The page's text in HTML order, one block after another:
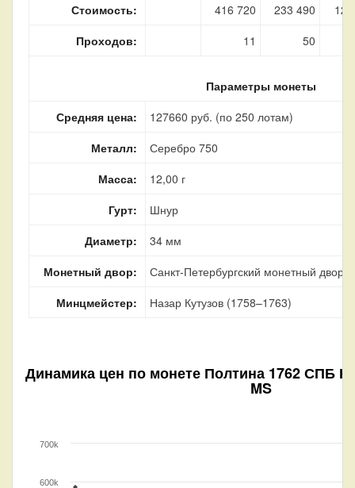
Стоимость:
416 720 233 490
Проходов:
11 50
Параметры монеты
Средняя цена:
127660 руб. (по 250 лотам)
Металл:
Серебро 750
Масса:
12,00 г
Гурт:
Шнур
Диаметр:
34 мм
Монетный двор:
Санкт-Петербургский монетный двор,
Минцмейстер:
Назар Кутузов (1758–1763)
Динамика цен по монете Полтина 1762 СПБ
MS
600k
700k